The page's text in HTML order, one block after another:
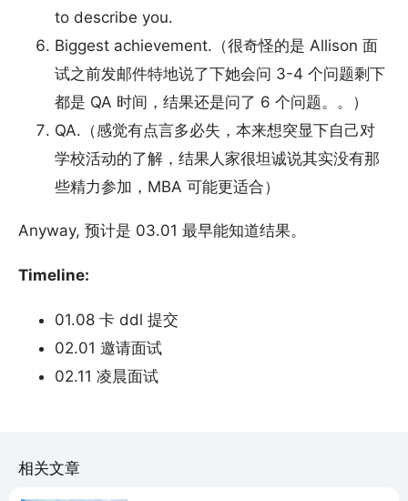
to describe you.
Biggest achievement.（很奇怪的是 Allison 面
试之前发邮件特地说了下她会问 3-4 个问题剩下
都是 QA 时间，结果还是问了 6 个问题。。）
QA.（感觉有点言多必失，本来想突显下自己对
学校活动的了解，结果人家很坦诚说其实没有那
些精力参加，MBA 可能更适合）
Anyway, 预计是 03.01 最早能知道结果。
Timeline:
01.08 卡 ddl 提交
02.01 邀请面试
02.11 凌晨面试
相关文章